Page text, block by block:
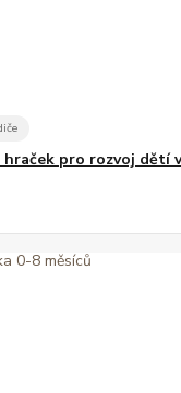
pro rozvoj dětí